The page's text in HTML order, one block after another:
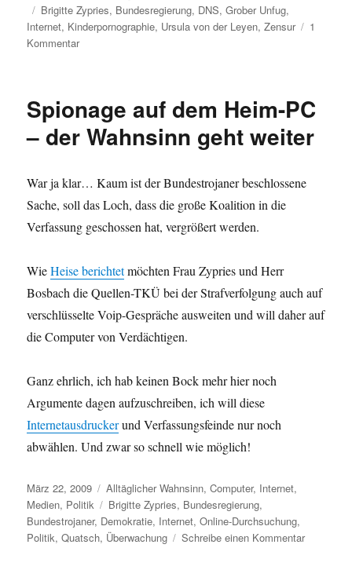
am Schlagwörter
Brigitte Zypries, Bundesregierung, DNS,Grober Unfug,
Internet, Kinderpornographie, Ursula von der Leyen,Zensur
1
Kommentarzu
Bundestagsdebatte
Spionage auf dem Heim-PC
– der Wahnsinn geht weiter
War ja klar… Kaum ist der Bundestrojaner beschlossene
Sache, soll das Loch, dass die große Koalition in die
Verfassung geschossen hat, vergrößert werden.
WieHeise berichtetmöchten Frau Zypries und Herr
Bosbach die Quellen-TKÜ bei der Strafverfolgung auch auf
verschlüsselte Voip-Gespräche ausweiten und will daher auf
die Computer von Verdächtigen.
Ganz ehrlich, ich hab keinen Bock mehr hier noch
Argumente dagen aufzuschreiben, ich will diese
Internetausdruckerund Verfassungsfeinde nur noch
abwählen. Und zwar so schnell wie möglich!
Veröffentlicht
am
März 22, 2009 Kategorien
Alltäglicher Wahnsinn,Computer, Internet,
Medien, Politik Schlagwörter
Brigitte Zypries, Bundesregierung,
Bundestrojaner, Demokratie, Internet,Online-Durchsuchung,
Politik,Quatsch, Überwachung Schreibe einen Kommentarzu